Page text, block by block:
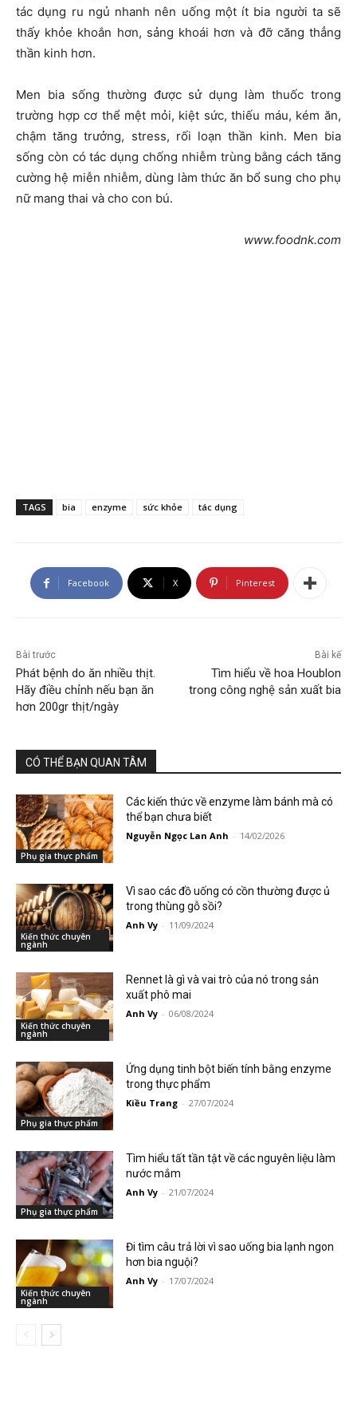
tác dụng ru ngủ nhanh nên uống một ít bia người ta sẽ
thấy khỏe khoắn hơn, sảng khoái hơn và đỡ căng thẳng
thần kinh hơn.
Men bia sống thường được sử dụng làm thuốc trong
trường hợp cơ thể mệt mỏi, kiệt sức, thiếu máu, kém ăn,
chậm tăng trưởng, stress, rối loạn thần kinh. Men bia
sống còn có tác dụng chống nhiễm trùng bằng cách tăng
cường hệ miễn nhiễm, dùng làm thức ăn bổ sung cho phụ
nữ mang thai và cho con bú.
www.foodnk.com
TAGS bia enzyme sức khỏe tác dụng
Facebook X Pinterest
Bài trước
Phát bệnh do ăn nhiều thịt.
Hãy điều chỉnh nếu bạn ăn
hơn 200gr thịt/ngày
Bài kế
Tìm hiểu về hoa Houblon
trong công nghệ sản xuất bia
CÓ THỂ BẠN QUAN TÂM
Phụ gia thực phẩm
Các kiến thức về enzyme làm bánh mà có
thể bạn chưa biết
Nguyễn Ngọc Lan Anh - 14/02/2026
Kiến thức chuyên
ngành
Vì sao các đồ uống có cồn thường được ủ
trong thùng gỗ sồi?
Anh Vy - 11/09/2024
Kiến thức chuyên
ngành
Rennet là gì và vai trò của nó trong sản
xuất phô mai
Anh Vy - 06/08/2024
Phụ gia thực phẩm
Ứng dụng tinh bột biến tính bằng enzyme
trong thực phẩm
Kiều Trang - 27/07/2024
Phụ gia thực phẩm
Tìm hiểu tất tần tật về các nguyên liệu làm
nước mắm
Anh Vy - 21/07/2024
Kiến thức chuyên
ngành
Đi tìm câu trả lời vì sao uống bia lạnh ngon
hơn bia nguội?
Anh Vy - 17/07/2024